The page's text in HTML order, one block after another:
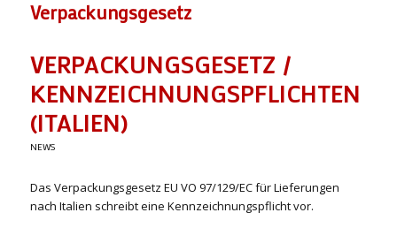
Verpackungsgesetz
VERPACKUNGSGESETZ /
KENNZEICHNUNGSPFLICHTEN
(ITALIEN)
NEWS
Das Verpackungsgesetz EU VO 97/129/EC für Lieferungen
nach Italien schreibt eine Kennzeichnungspflicht vor.